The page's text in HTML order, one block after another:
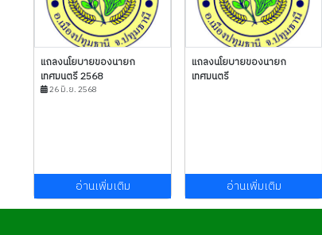
แถลงนโยบายของนายก
เทศมนตรี 2568
26 มิ.ย. 2568
อ่านเพิ่มเติม
แถลงนโยบายของนายก
เทศมนตรี
อ่านเพิ่มเติม